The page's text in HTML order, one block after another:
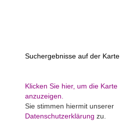
Suchergebnisse auf der Karte
Klicken Sie hier, um die Karte
anzuzeigen.
Sie stimmen hiermit unserer
Datenschutzerklärung zu.